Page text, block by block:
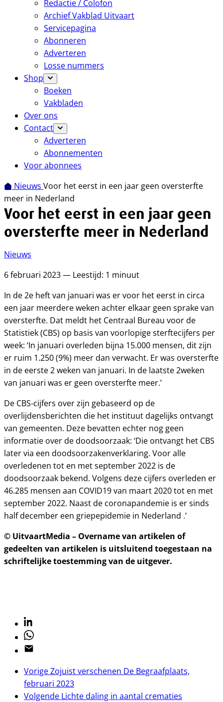
Redactie / Colofon
Archief Vakblad Uitvaart
Servicepagina
Abonneren
Adverteren
Losse nummers
Shop
Boeken
Vakbladen
Over ons
Contact
Adverteren
Abonnementen
Voor abonnees
Nieuws Voor het eerst in een jaar geen oversterfte
meer in Nederland
Voor het eerst in een jaar geen
oversterfte meer in Nederland
Nieuws
6 februari 2023 — Leestijd: 1 minuut
In de 2e heft van januari was er voor het eerst in circa
een jaar meerdere weken achter elkaar geen sprake van
oversterfte. Dat meldt het Centraal Bureau voor de
Statistiek (CBS) op basis van voorlopige sterftecijfers per
week: ‘In januari overleden bijna 15.000 mensen, dit zijn
er ruim 1.250 (9%) meer dan verwacht. Er was oversterfte
in de eerste 2 weken van januari. In de laatste 2weken
van januari was er geen oversterfte meer.’
De CBS-cijfers over zijn gebaseerd op de
overlijdensberichten die het instituut dagelijks ontvangt
van gemeenten. Deze bevatten echter nog geen
informatie over de doodsoorzaak: ‘Die ontvangt het CBS
later via een doodsoorzakenverklaring. Voor alle
overledenen tot en met september 2022 is de
doodsoorzaak bekend. Volgens deze cijfers overleden er
46.285 mensen aan COVID19 van maart 2020 tot en met
september 2022. Naast de coronapandemie is er sinds
half december een griepepidemie in Nederland .’
© UitvaartMedia – Overname van artikelen of
gedeelten van artikelen is uitsluitend toegestaan na
schriftelijke toestemming van de uitgever.
Linkedin
Whatsapp
Email
VorigeZojuist verschenen De Begraafplaats,
februari 2023
Volgende Lichte daling in aantal crematies